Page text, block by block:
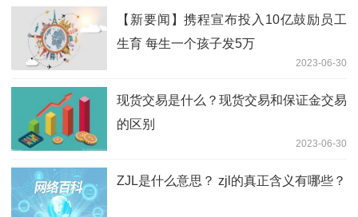
【新要闻】携程宣布投入10亿鼓励员工
生育 每生一个孩子发5万
2023-06-30
现货交易是什么？现货交易和保证金交易
的区别
2023-06-30
ZJL是什么意思？ zjl的真正含义有哪些？